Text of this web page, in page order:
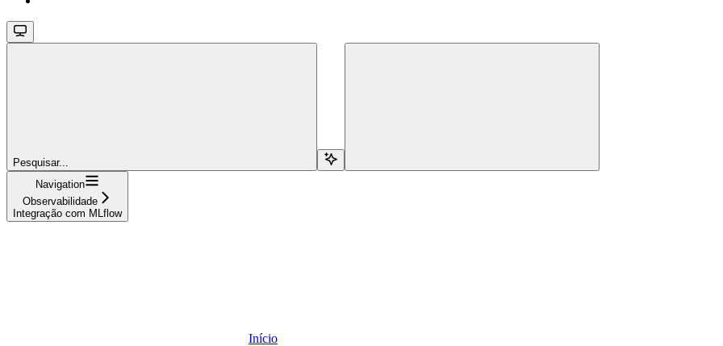
Pesquisar...
Navigation
Observabilidade
Integração com MLflow
Início